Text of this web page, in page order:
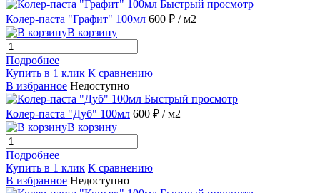
Быстрый просмотр
Колер-паста "Графит" 100мл 600 ₽ / м2
В корзину
Подробнее
Купить в 1 клик К сравнению
В избранное Недоступно
Быстрый просмотр
Колер-паста "Дуб" 100мл 600 ₽ / м2
В корзину
Подробнее
Купить в 1 клик К сравнению
В избранное Недоступно